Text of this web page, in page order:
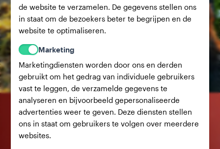
de website te verzamelen. De gegevens stellen ons
in staat om de bezoekers beter te begrijpen en de
website te optimaliseren.
Marketing
Marketingdiensten worden door ons en derden
gebruikt om het gedrag van individuele gebruikers
vast te leggen, de verzamelde gegevens te
analyseren en bijvoorbeeld gepersonaliseerde
advertenties weer te geven. Deze diensten stellen
ons in staat om gebruikers te volgen over meerdere
websites.